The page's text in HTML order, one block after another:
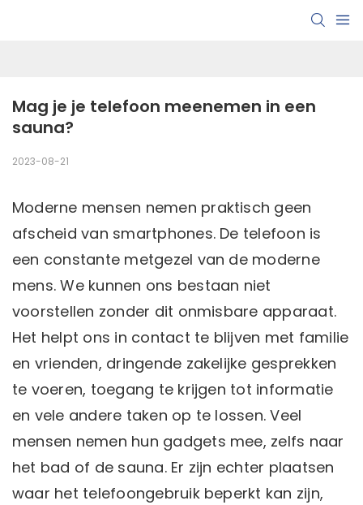
Mag je je telefoon meenemen in een
sauna?
2023-08-21
Moderne mensen nemen praktisch geen
afscheid van smartphones. De telefoon is
een constante metgezel van de moderne
mens. We kunnen ons bestaan ​​niet
voorstellen zonder dit onmisbare apparaat.
Het helpt ons in contact te blijven met familie
en vrienden, dringende zakelijke gesprekken
te voeren, toegang te krijgen tot informatie
en vele andere taken op te lossen. Veel
mensen nemen hun gadgets mee, zelfs naar
het bad of de sauna. Er zijn echter plaatsen
waar het telefoongebruik beperkt kan zijn,